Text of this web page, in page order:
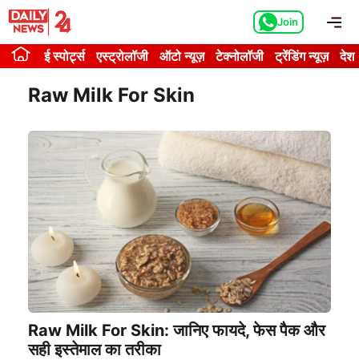
Skip
content
Join
ई स्पोर्ट्स एस्ट्रोलॉजी ऑटो न्यूज़ टेक्नोलॉजी ट्रेंडिंग न्यूज़ देश
Raw Milk For Skin
Raw Milk For Skin: जानिए फायदे, फेस पैक और
सही इस्तेमाल का तरीका